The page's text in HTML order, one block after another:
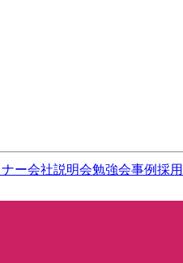
ー会社説明会勉強会事例採用